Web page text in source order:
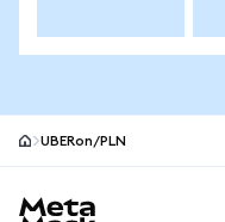
UBERon/PLN